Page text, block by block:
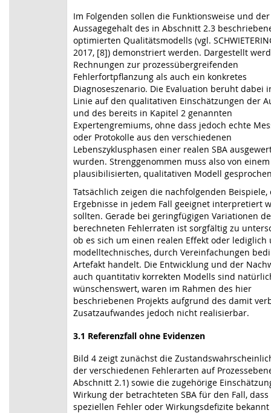
Im Folgenden sollen die Funktionsweise und der
Aussagegehalt des in Abschnitt 2.3
optimierten Qualitätsmodells (vgl.
2017, [8]) demonstriert werden. Dargestellt
Rechnungen zur prozessübergreifenden
Fehlerfortpflanzung als auch ein konkretes
Diagnoseszenario. Die Evaluation beruht dabei
Linie auf den qualitativen Einschätzungen der
und des bereits in Kapitel 2 genannten
Expertengremiums, ohne dass jedoch echte
oder Protokolle aus den verschiedenen
Lebenszyklusphasen einer realen SBA
wurden. Strenggenommen muss also von einem
plausibilisierten, qualitativen Modell
Tatsächlich zeigen die nachfolgenden Beispiele,
Ergebnisse in jedem Fall geeignet interpretiert
sollten. Gerade bei geringfügigen Variationen
berechneten Fehlerraten ist sorgfältig zu
ob es sich um einen realen Effekt oder lediglich
modelltechnisches, durch Vereinfachungen
Artefakt handelt. Die Entwicklung und der
auch quantitativ korrekten Modells sind
wünschenswert, waren im Rahmen des hier
beschriebenen Projekts aufgrund des damit
Zusatzaufwandes jedoch nicht realisierbar.
3.1 Referenzfall ohne Evidenzen
Bild 4 zeigt zunächst die
der verschiedenen Fehlerarten auf
Abschnitt 2.1) sowie die zugehörige
Wirkung der betrachteten SBA für den Fall, dass
speziellen Fehler oder Wirkungsdefizite